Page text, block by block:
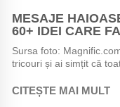
MESAJE
60+ IDEI CARE
Sursa foto:
tricouri și ai simțit că
CITEȘTE MAI MULT